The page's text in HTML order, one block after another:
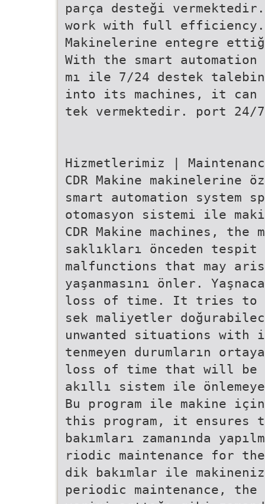
parça desteği
work with full efficiency.
Makinelerine entegre
With the smart
mı ile 7/24 destek
into its machines, it can
tek vermektedir. port 24/
Hizmetlerimiz |
CDR Makine makinelerine
smart automation system
otomasyon sistemi ile
CDR Makine machines, the
saklıkları önceden tespit
malfunctions that may
yaşanmasını önler.
loss of time. It tries to
sek maliyetler
unwanted situations with
tenmeyen durumların
loss of time that will be
akıllı sistem ile
Bu program ile makine
this program, it ensures
bakımları zamanında
riodic maintenance for
dik bakımlar ile
periodic maintenance,